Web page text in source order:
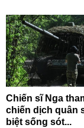
Chiến sĩ Nga
chiến dịch quân
biệt sống sót...